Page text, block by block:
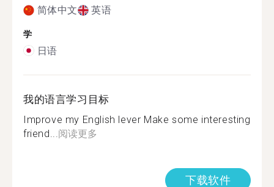
简体中文 英语
学
日语
我的语言学习目标
Improve my English lever Make some interesting
friend... 阅读更多
下载软件